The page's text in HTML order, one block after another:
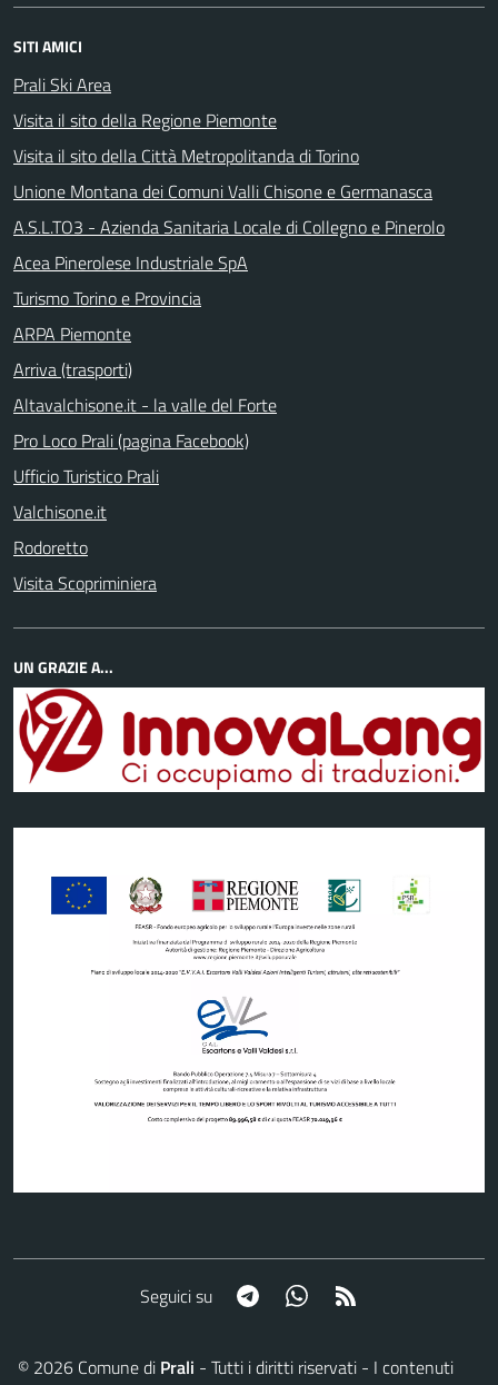
SITI AMICI
Prali Ski Area
Visita il sito della Regione Piemonte
Visita il sito della Città Metropolitanda di Torino
Unione Montana dei Comuni Valli Chisone e Germanasca
A.S.L.TO3 - Azienda Sanitaria Locale di Collegno e Pinerolo
Acea Pinerolese Industriale SpA
Turismo Torino e Provincia
ARPA Piemonte
Arriva (trasporti)
Altavalchisone.it - la valle del Forte
Pro Loco Prali (pagina Facebook)
Ufficio Turistico Prali
Valchisone.it
Rodoretto
Visita Scopriminiera
UN GRAZIE A...
Seguici su Telegram Whatsapp
© 2026 Comune di Prali - Tutti i diritti riservati - I contenuti